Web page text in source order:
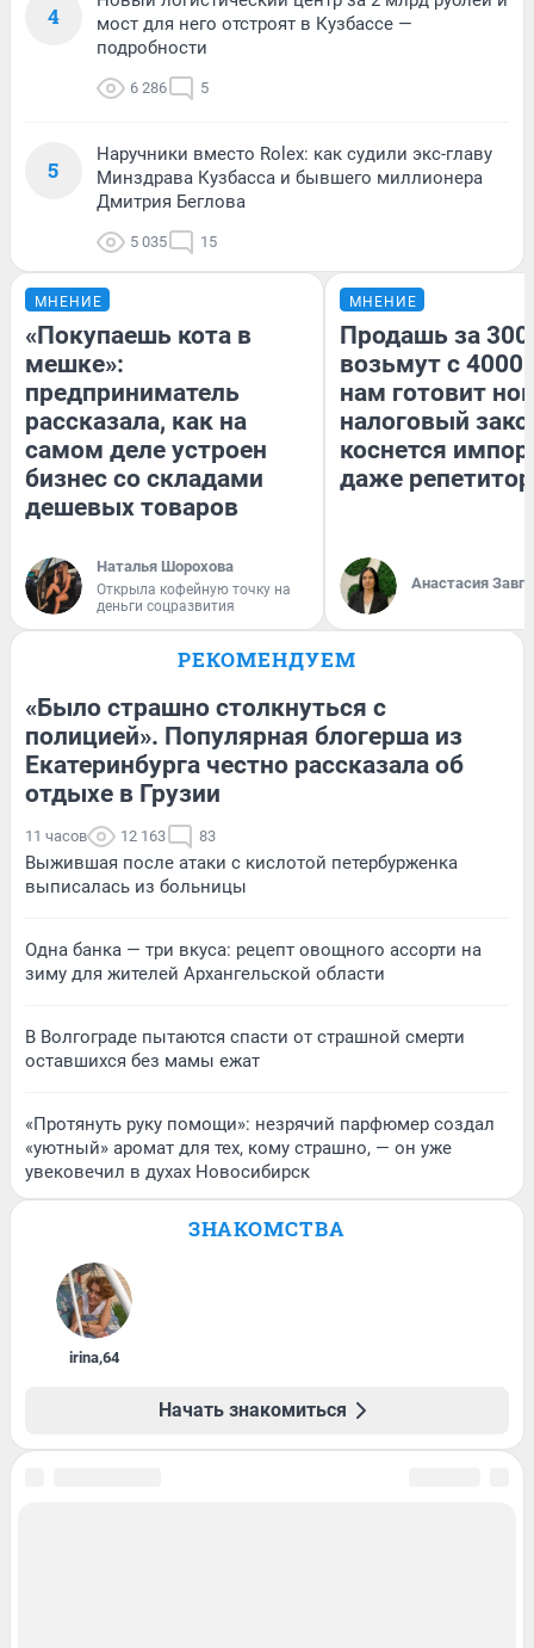
4
мост для него отстроят в Кузбассе —
подробности
6 286 5
5
Наручники вместо Rolex: как судили экс-главу
Минздрава Кузбасса и бывшего миллионера
Дмитрия Беглова
5 035 15
МНЕНИЕ
«Покупаешь кота в
мешке»:
предприниматель
рассказала, как на
самом деле устроен
бизнес со складами
дешевых товаров
Наталья Шорохова
Открыла кофейную точку на
деньги соцразвития
МНЕНИЕ
Продашь за
возьмут с
нам готовит
налоговый
коснется
даже
Анастасия
РЕКОМЕНДУЕМ
«Было страшно столкнуться с
полицией». Популярная блогерша из
Екатеринбурга честно рассказала об
отдыхе в Грузии
11 часов 12 163 83
Выжившая после атаки с кислотой петербурженка
выписалась из больницы
Одна банка — три вкуса: рецепт овощного ассорти на
зиму для жителей Архангельской области
В Волгограде пытаются спасти от страшной смерти
оставшихся без мамы ежат
«Протянуть руку помощи»: незрячий парфюмер создал
«уютный» аромат для тех, кому страшно, — он уже
увековечил в духах Новосибирск
ЗНАКОМСТВА
irina,64
Начать знакомиться